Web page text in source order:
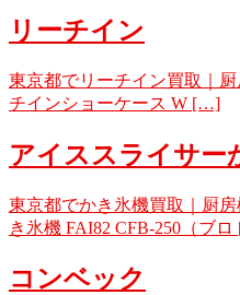
リーチイン
東京都でリーチイン買取｜
チインショーケース W […]
アイススライサー
東京都でかき氷機買取｜厨
き氷機 FAI82 CFB-250（ブ
コンベック